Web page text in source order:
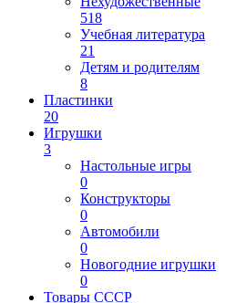
518
Учебная литература
21
Детям и родителям
8
Пластинки
20
Игрушки
3
Настольные игры
0
Конструкторы
0
Автомобили
0
Новогодние игрушки
0
Товары СССР